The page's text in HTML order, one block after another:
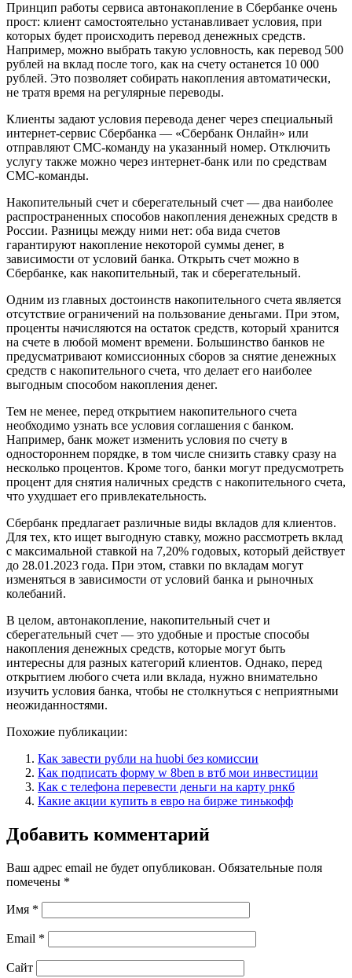
Принцип работы сервиса автонакопление в Сбербанке очень
прост: клиент самостоятельно устанавливает условия, при
которых будет происходить перевод денежных средств.
Например, можно выбрать такую условность, как перевод 500
рублей на вклад после того, как на счету останется 10 000
рублей. Это позволяет собирать накопления автоматически,
не тратя время на регулярные переводы.
Клиенты задают условия перевода денег через специальный
интернет-сервис Сбербанка — «Сбербанк Онлайн» или
отправляют СМС-команду на указанный номер. Отключить
услугу также можно через интернет-банк или по средствам
СМС-команды.
Накопительный счет и сберегательный счет — два наиболее
распространенных способов накопления денежных средств в
России. Разницы между ними нет: оба вида счетов
гарантируют накопление некоторой суммы денег, в
зависимости от условий банка. Открыть счет можно в
Сбербанке, как накопительный, так и сберегательный.
Одним из главных достоинств накопительного счета является
отсутствие ограничений на пользование деньгами. При этом,
проценты начисляются на остаток средств, который хранится
на счете в любой момент времени. Большинство банков не
предусматривают комиссионных сборов за снятие денежных
средств с накопительного счета, что делает его наиболее
выгодным способом накопления денег.
Тем не менее, перед открытием накопительного счета
необходимо узнать все условия соглашения с банком.
Например, банк может изменить условия по счету в
одностороннем порядке, в том числе снизить ставку сразу на
несколько процентов. Кроме того, банки могут предусмотреть
процент для снятия наличных средств с накопительного счета,
что ухудшает его привлекательность.
Сбербанк предлагает различные виды вкладов для клиентов.
Для тех, кто ищет выгодную ставку, можно рассмотреть вклад
с максимальной ставкой на 7,20% годовых, который действует
до 28.01.2023 года. При этом, ставки по вкладам могут
изменяться в зависимости от условий банка и рыночных
колебаний.
В целом, автонакопление, накопительный счет и
сберегательный счет — это удобные и простые способы
накопления денежных средств, которые могут быть
интересны для разных категорий клиентов. Однако, перед
открытием любого счета или вклада, нужно внимательно
изучить условия банка, чтобы не столкнуться с неприятными
неожиданностями.
Похожие публикации:
Как завести рубли на huobi без комиссии
Как подписать форму w 8ben в втб мои инвестиции
Как с телефона перевести деньги на карту рнкб
Какие акции купить в евро на бирже тинькофф
Добавить комментарий
Ваш адрес email не будет опубликован. Обязательные поля
помечены *
Имя *
Email *
Сайт